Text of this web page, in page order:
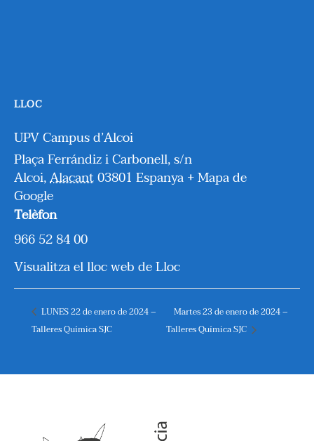
LLOC
UPV Campus d’Alcoi
Plaça Ferrándiz i Carbonell, s/n
Alcoi,Alacant03801 Espanya + Mapa de
Google
Telèfon
966 52 84 00
Visualitza el lloc web de Lloc
LUNES 22 de enero de 2024 –
Talleres Química SJC
Martes 23 de enero de 2024 –
Talleres Química SJC